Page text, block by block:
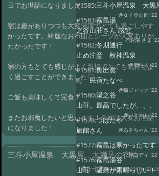
日でお世話になりました。
宿は趣がありつつも大変清潔でとても過ごしやす
かったです。綺麗なお布団とシーツが大変ありが
たかったです！
宿の方もとても感じがよく親切でとても気持ちよ
く過ごすことができました♡
ご飯も美味しくて完食！
またお邪魔したいと思います！今回は大変お世話
になりました！
三斗小屋温泉 大黒屋 大満足の宿泊
@十七番#1680 '25 9/16 09:23
#1585:三斗小屋温泉 大黒
@女子登山部
#1583:霧島湯
之谷山荘さん 感想
@お湯 さま
#1582:冬期通行
止め注意 秋神温泉
@管理人
#1581:奥出雲
町 民宿たなべ
@猫ジャック
#1580:湯之谷
山荘。最高でしたが、、、
@いとやん
#1578:つばたや
旅館さん
@あさちゃん
#1577:霧島は寒かったです
@コディ
#1576:霧島湯谷
山荘 温泉が素晴らしい！